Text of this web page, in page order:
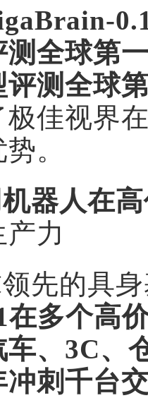
测全球第
评测全球
极佳视界
。
器人在
力
先的具
多个高
、3C、
刺千台